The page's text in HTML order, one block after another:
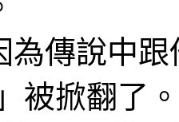
為傳說中
被掀翻了